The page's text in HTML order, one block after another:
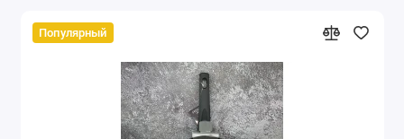
Популярный